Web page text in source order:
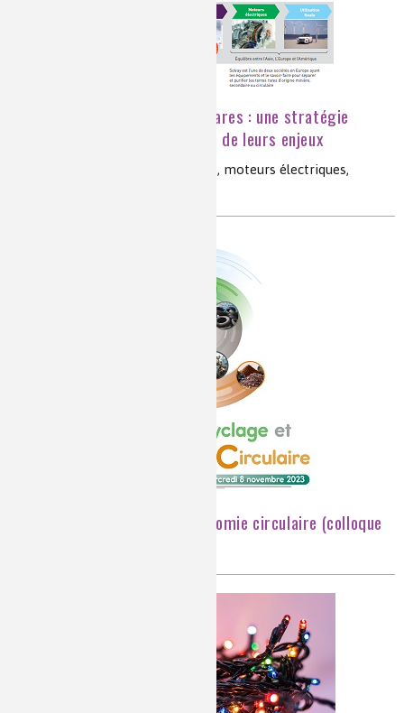
Le recyclage des terres rares : une stratégie
d’approvisionnement à la taille de leurs enjeux
terres rares, aimants permanents, moteurs électriques,
Chimie, recyclage et économie circulaire (colloque